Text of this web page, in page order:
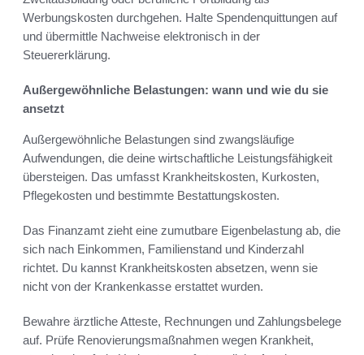
Werbungskosten durchgehen. Halte Spendenquittungen auf
und übermittle Nachweise elektronisch in der
Steuererklärung.
Außergewöhnliche Belastungen: wann und wie du sie
ansetzt
Außergewöhnliche Belastungen sind zwangsläufige
Aufwendungen, die deine wirtschaftliche Leistungsfähigkeit
übersteigen. Das umfasst Krankheitskosten, Kurkosten,
Pflegekosten und bestimmte Bestattungskosten.
Das Finanzamt zieht eine zumutbare Eigenbelastung ab, die
sich nach Einkommen, Familienstand und Kinderzahl
richtet. Du kannst Krankheitskosten absetzen, wenn sie
nicht von der Krankenkasse erstattet wurden.
Bewahre ärztliche Atteste, Rechnungen und Zahlungsbelege
auf. Prüfe Renovierungsmaßnahmen wegen Krankheit,